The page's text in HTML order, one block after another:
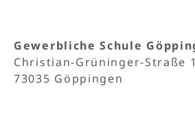
Gewerbliche Schule
Christian-Grüninger-Straße
73035 Göppingen